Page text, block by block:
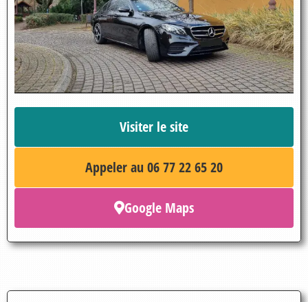
Visiter le site
Appeler au 06 77 22 65 20
Google Maps